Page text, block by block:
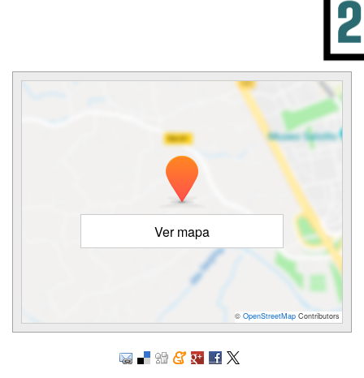
Ver mapa
© OpenStreetMap Contributors